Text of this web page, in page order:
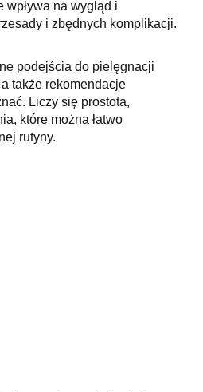
wpływa na wygląd i
i zbędnych komplikacji.
podejścia do pielęgnacji
także rekomendacje
Liczy się prostota,
które można łatwo
rutyny.